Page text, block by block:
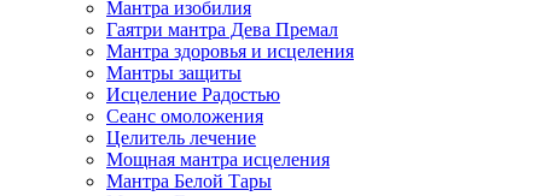
Мантра изобилия
Гаятри мантра Дева Премал
Мантра здоровья и исцеления
Мантры защиты
Исцеление Радостью
Сеанс омоложения
Целитель лечение
Мощная мантра исцеления
Мантра Белой Тары